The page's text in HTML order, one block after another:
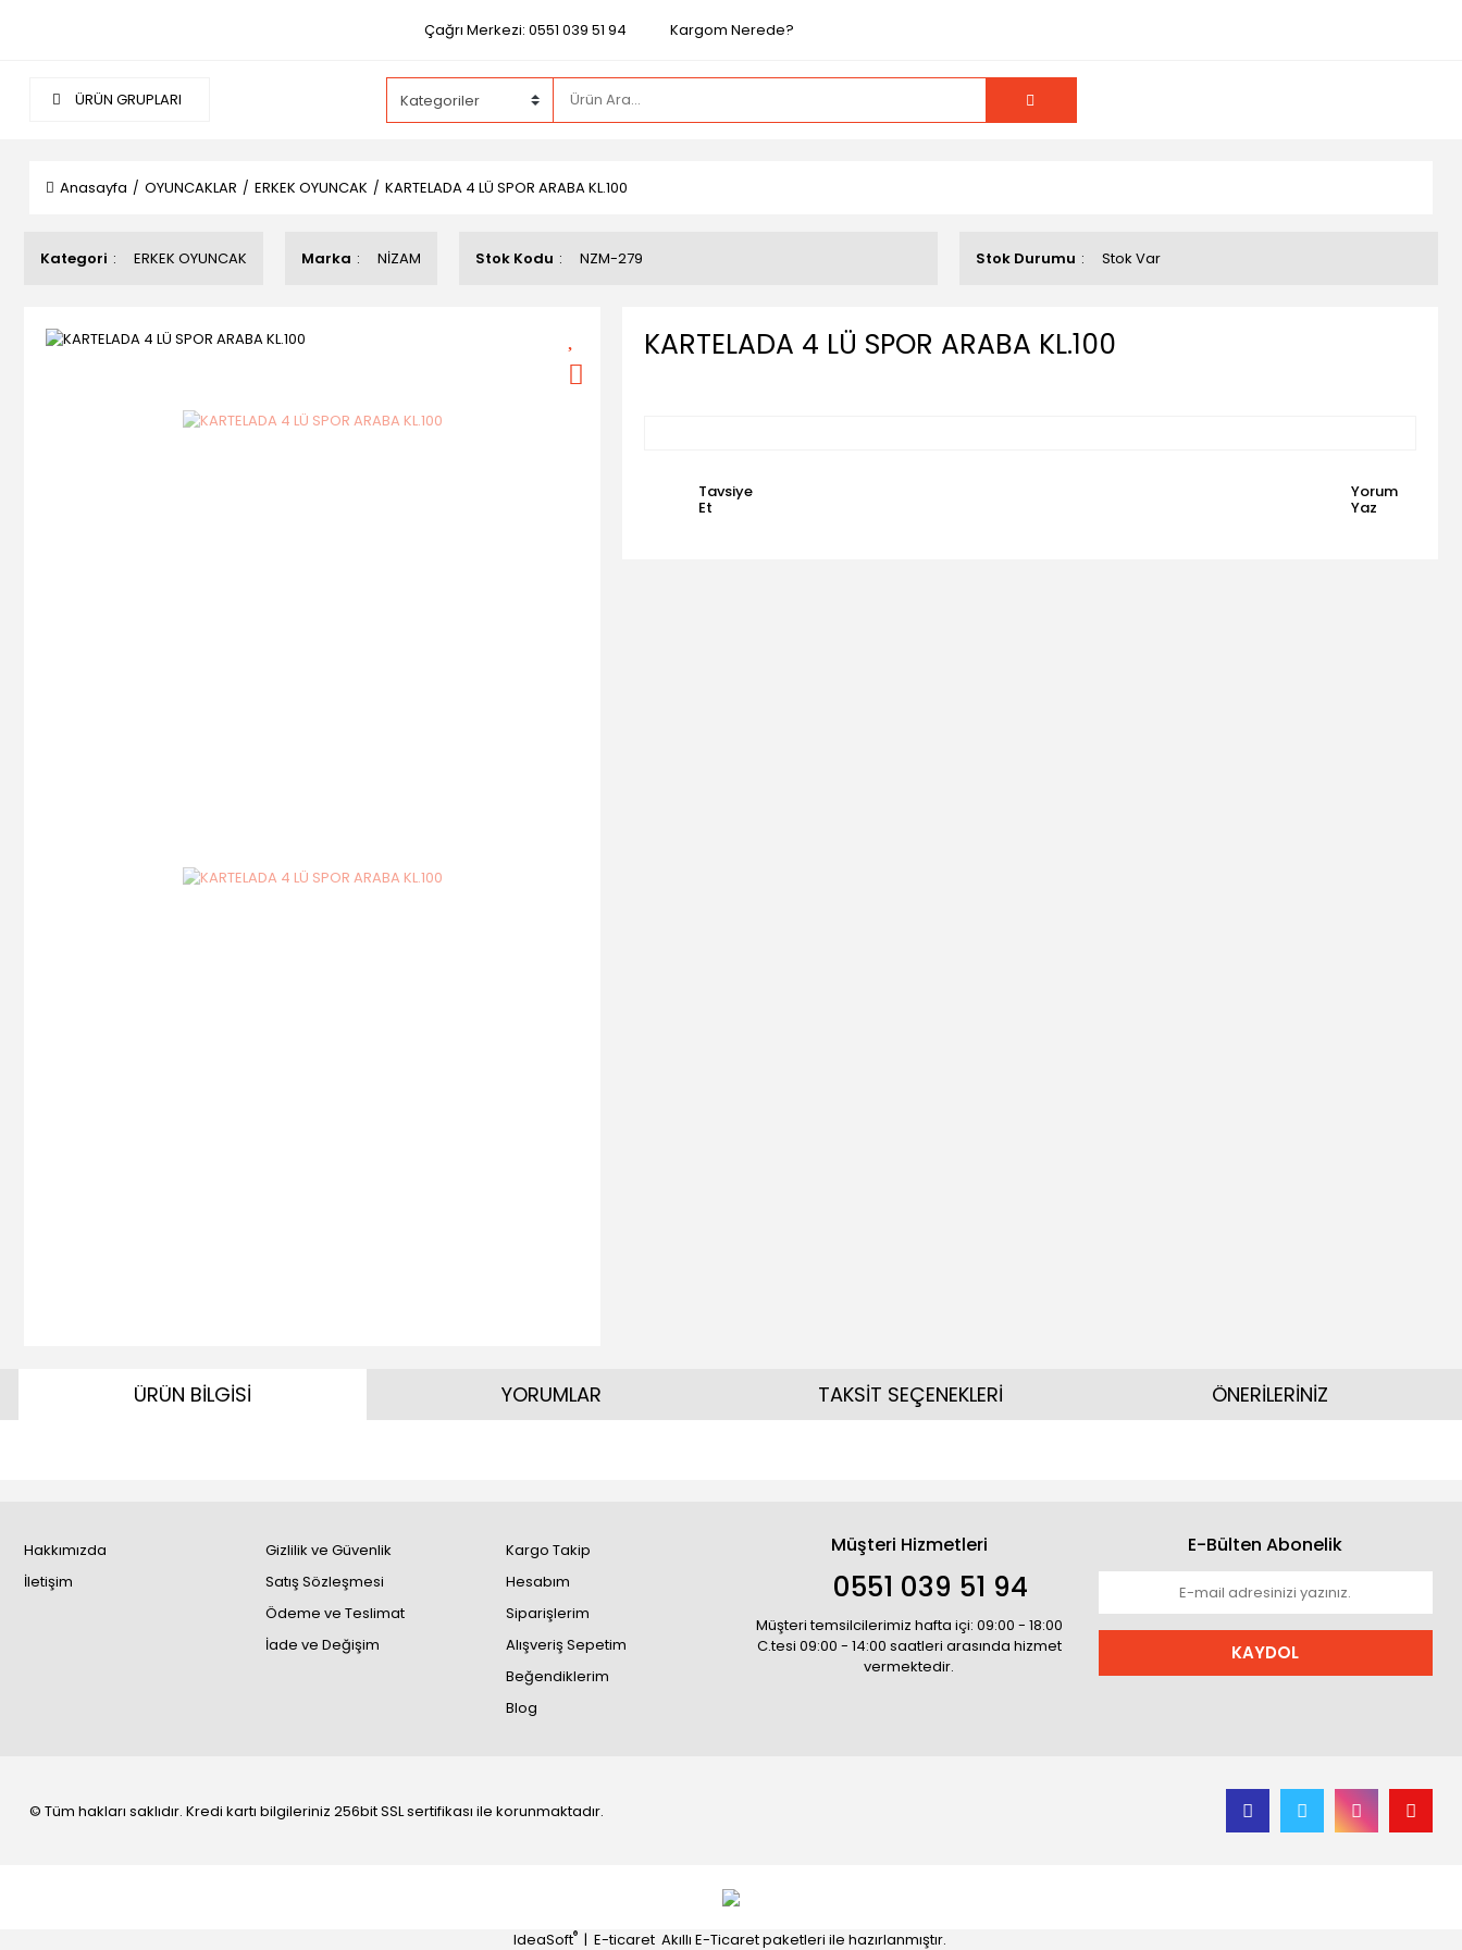
Çağrı Merkezi: 0551 039 51 94 Kargom Nerede?
ÜRÜN GRUPLARI
Anasayfa OYUNCAKLAR ERKEK OYUNCAK KARTELADA 4 LÜ SPOR ARABA KL.100
Kategori ERKEK OYUNCAK Marka NİZAM Stok Kodu NZM-279 Stok Durumu Stok Var
KARTELADA 4 LÜ SPOR ARABA KL.100
Tavsiye
Et
Yorum
Yaz
ÜRÜN BİLGİSİ YORUMLAR TAKSİT SEÇENEKLERİ ÖNERİLERİNİZ
Hakkımızda
İletişim
Gizlilik ve Güvenlik
Satış Sözleşmesi
Ödeme ve Teslimat
İade ve Değişim
Kargo Takip
Hesabım
Siparişlerim
Alışveriş Sepetim
Beğendiklerim
Blog
Müşteri Hizmetleri
0551 039 51 94
Müşteri temsilcilerimiz hafta içi: 09:00 - 18:00
C.tesi 09:00 - 14:00 saatleri arasında hizmet
vermektedir.
E-Bülten Abonelik
KAYDOL
© Tüm hakları saklıdır. Kredi kartı bilgileriniz 256bit SSL sertifikası ile korunmaktadır.
IdeaSoft® | E-ticaret Akıllı E-Ticaret paketleri ile hazırlanmıştır.